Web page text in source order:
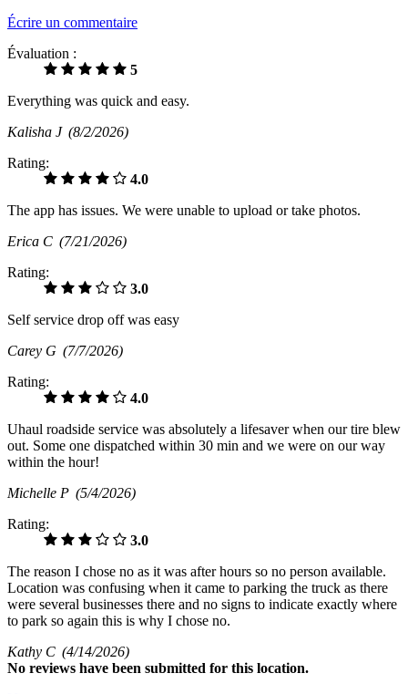
Écrire un commentaire
Évaluation :
5
Everything was quick and easy.
Kalisha J (8/2/2026)
Rating:
4.0
The app has issues. We were unable to upload or take photos.
Erica C (7/21/2026)
Rating:
3.0
Self service drop off was easy
Carey G (7/7/2026)
Rating:
4.0
Uhaul roadside service was absolutely a lifesaver when our tire blew
out. Some one dispatched within 30 min and we were on our way
within the hour!
Michelle P (5/4/2026)
Rating:
3.0
The reason I chose no as it was after hours so no person available.
Location was confusing when it came to parking the truck as there
were several businesses there and no signs to indicate exactly where
to park so again this is why I chose no.
Kathy C (4/14/2026)
No reviews have been submitted for this location.